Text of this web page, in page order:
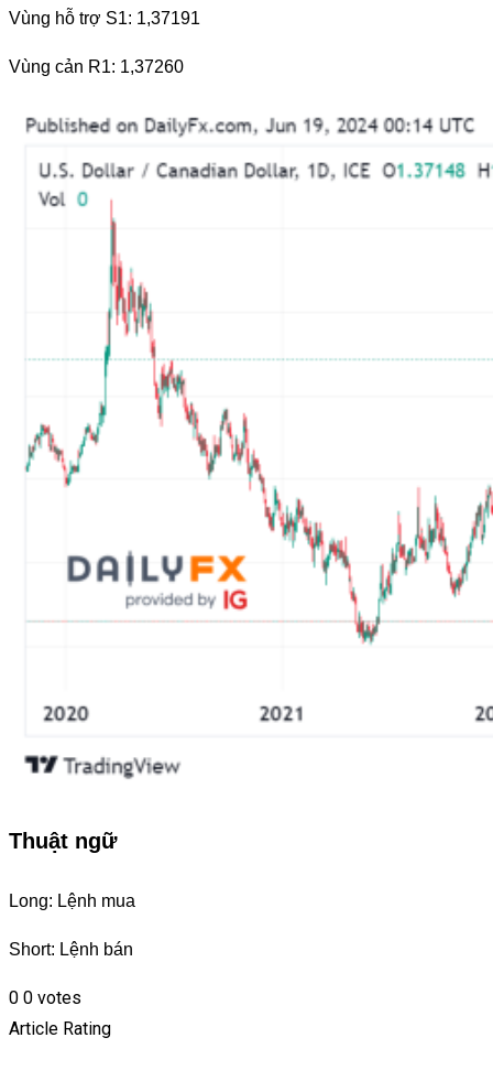
Vùng hỗ trợ S1: 1,37191
Vùng cản R1: 1,37260
Thuật ngữ
Long: Lệnh mua
Short: Lệnh bán
0 0 votes
Article Rating